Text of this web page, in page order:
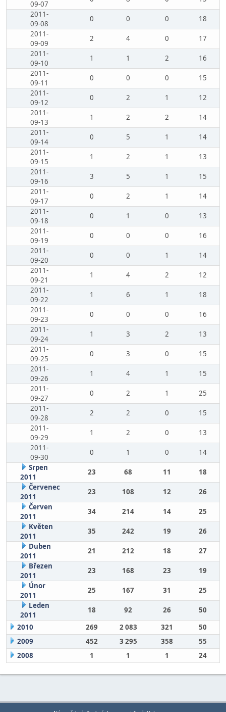
09-07
2011-
09-08
0 0 0
18
2011-
09-09
2 4 0
17
2011-
09-10
1 1 2
16
2011-
09-11
0 0 0
15
2011-
09-12
0 2 1
12
2011-
09-13
1 2 2
14
2011-
09-14
0 5 1
14
2011-
09-15
1 2 1
13
2011-
09-16
3 5 1
15
2011-
09-17
0 2 1
14
2011-
09-18
0 1 0
13
2011-
09-19
0 0 0
16
2011-
09-20
0 0 1
14
2011-
09-21
1 4 2
12
2011-
09-22
1 6 1
18
2011-
09-23
0 0 0
16
2011-
09-24
1 3 2
13
2011-
09-25
0 3 0
15
2011-
09-26
1 4 1
15
2011-
09-27
0 2 1
25
2011-
09-28
2 2 0
15
2011-
09-29
1 2 0
13
2011-
09-30
0 1 0
14
Srpen
2011
23 68 11
18
Červenec
2011
23 108 12
26
Červen
2011
34 214 14
25
Květen
2011
35 242 19
26
Duben
2011
21 212 18
27
Březen
2011
23 168 23
19
Únor
2011
25 167 31
25
Leden
2011
18 92 26
50
2010
269 2 083 321
50
2009
452 3 295 358
55
2008
1 1 1 24